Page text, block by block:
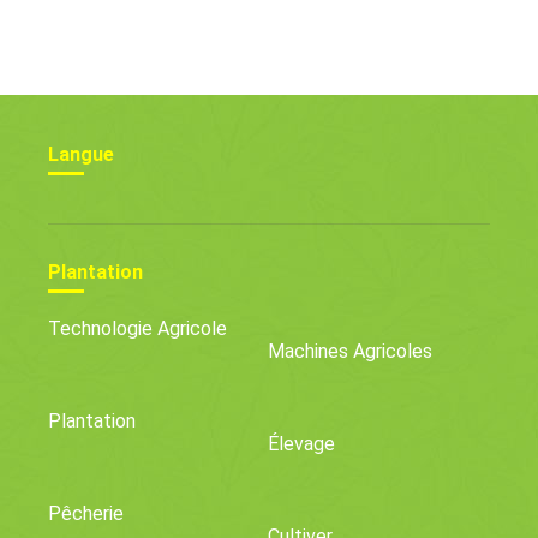
Langue
Plantation
Technologie Agricole
Machines Agricoles
Plantation
Élevage
Pêcherie